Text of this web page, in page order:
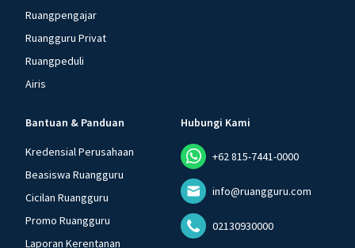
Ruangpengajar
Ruangguru Privat
Ruangpeduli
Airis
Bantuan & Panduan
Kredensial Perusahaan
Beasiswa Ruangguru
Cicilan Ruangguru
Promo Ruangguru
Laporan Kerentanan
Hubungi Kami
+62 815-7441-0000
info@ruangguru.com
02130930000